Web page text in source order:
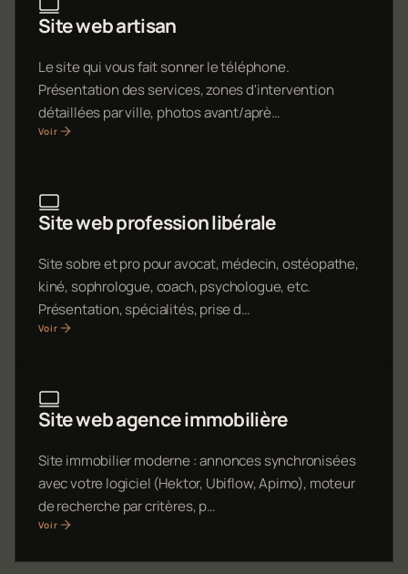
Site web artisan
Le site qui vous fait sonner le téléphone.
Présentation des services, zones d'intervention
détaillées par ville, photos avant/aprè…
Voir
Site web profession libérale
Site sobre et pro pour avocat, médecin, ostéopathe,
kiné, sophrologue, coach, psychologue, etc.
Présentation, spécialités, prise d…
Voir
Site web agence immobilière
Site immobilier moderne : annonces synchronisées
avec votre logiciel (Hektor, Ubiflow, Apimo), moteur
de recherche par critères, p…
Voir